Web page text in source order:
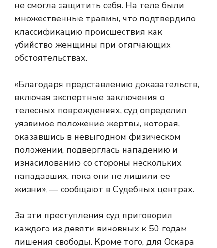
не смогла защитить себя. На теле были
множественные травмы, что подтвердило
классификацию происшествия как
убийство женщины при отягчающих
обстоятельствах.
«Благодаря представлению доказательств,
включая экспертные заключения о
телесных повреждениях, суд определил
уязвимое положение жертвы, которая,
оказавшись в невыгодном физическом
положении, подверглась нападению и
изнасилованию со стороны нескольких
нападавших, пока они не лишили ее
жизни», — сообщают в Судебных центрах.
За эти преступления суд приговорил
каждого из девяти виновных к 50 годам
лишения свободы. Кроме того, для Оскара